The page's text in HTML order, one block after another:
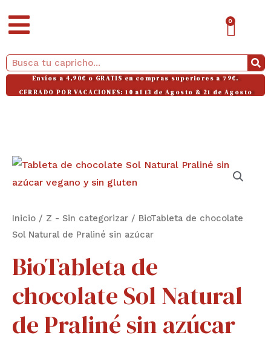
0
Buscar
Envíos a 4,90€ o GRATIS en compras superiores a 79€.
CERRADO POR VACACIONES: 10 al 13 de Agosto & 21 de Agosto
Inicio / Z - Sin categorizar / BioTableta de chocolate
Sol Natural de Praliné sin azúcar
BioTableta de
chocolate Sol Natural
de Praliné sin azúcar